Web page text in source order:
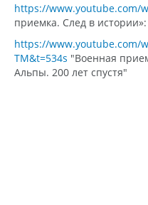
https://www.youtube.com/
приемка. След в
https://www.youtube.com/
TM&t=534s "Военная
Альпы. 200 лет спустя"